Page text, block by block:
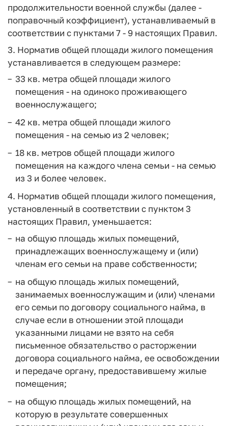
продолжительности военной службы (далее -
поправочный коэффициент), устанавливаемый в
соответствии с пунктами 7 - 9 настоящих Правил.
3. Норматив общей площади жилого помещения
устанавливается в следующем размере:
33 кв. метра общей площади жилого
помещения - на одиноко проживающего
военнослужащего;
42 кв. метра общей площади жилого
помещения - на семью из 2 человек;
18 кв. метров общей площади жилого
помещения на каждого члена семьи - на семью
из 3 и более человек.
4. Норматив общей площади жилого помещения,
установленный в соответствии с пунктом 3
настоящих Правил, уменьшается:
на общую площадь жилых помещений,
принадлежащих военнослужащему и (или)
членам его семьи на праве собственности;
на общую площадь жилых помещений,
занимаемых военнослужащим и (или) членами
его семьи по договору социального найма, в
случае если в отношении этой площади
указанными лицами не взято на себя
письменное обязательство о расторжении
договора социального найма, ее освобождении
и передаче органу, предоставившему жилые
помещения;
на общую площадь жилых помещений, на
которую в результате совершенных